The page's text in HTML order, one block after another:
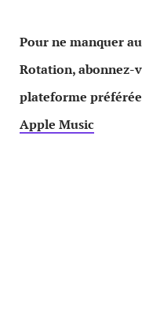
Pour ne manquer
Rotation, abonnez-
plateforme
Apple Music